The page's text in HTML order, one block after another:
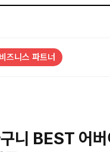
비즈니스 파트너
니 BEST 어